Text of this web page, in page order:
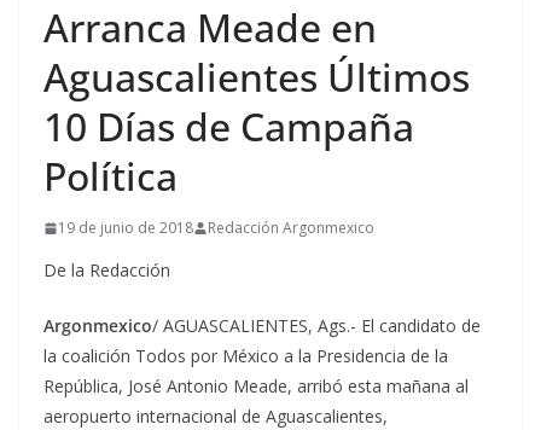
Arranca Meade en
Aguascalientes Últimos
10 Días de Campaña
Política
19 de junio de 2018 Redacción Argonmexico
De la Redacción
Argonmexico/ AGUASCALIENTES, Ags.- El candidato de
la coalición Todos por México a la Presidencia de la
República, José Antonio Meade, arribó esta mañana al
aeropuerto internacional de Aguascalientes,